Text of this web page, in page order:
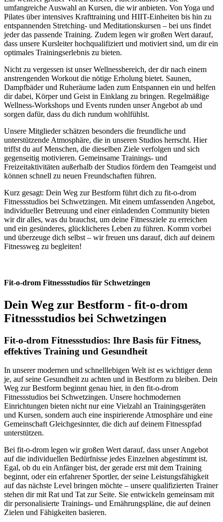
umfangreiche Auswahl an Kursen, die wir anbieten. Von Yoga und
Pilates über intensives Krafttraining und HIIT-Einheiten bis hin zu
entspannenden Stretching- und Meditationskursen – bei uns findet
jeder das passende Training. Zudem legen wir großen Wert darauf,
dass unsere Kursleiter hochqualifiziert und motiviert sind, um dir ein
optimales Trainingserlebnis zu bieten.
Nicht zu vergessen ist unser Wellnessbereich, der dir nach einem
anstrengenden Workout die nötige Erholung bietet. Saunen,
Dampfbäder und Ruheräume laden zum Entspannen ein und helfen
dir dabei, Körper und Geist in Einklang zu bringen. Regelmäßige
Wellness-Workshops und Events runden unser Angebot ab und
sorgen dafür, dass du dich rundum wohlfühlst.
Unsere Mitglieder schätzen besonders die freundliche und
unterstützende Atmosphäre, die in unseren Studios herrscht. Hier
triffst du auf Menschen, die dieselben Ziele verfolgen und sich
gegenseitig motivieren. Gemeinsame Trainings- und
Freizeitaktivitäten außerhalb der Studios fördern den Teamgeist und
können schnell zu neuen Freundschaften führen.
Kurz gesagt: Dein Weg zur Bestform führt dich zu fit-o-drom
Fitnessstudios bei Schwetzingen. Mit einem umfassenden Angebot,
individueller Betreuung und einer einladenden Community bieten
wir dir alles, was du brauchst, um deine Fitnessziele zu erreichen
und ein gesünderes, glücklicheres Leben zu führen. Komm vorbei
und überzeuge dich selbst – wir freuen uns darauf, dich auf deinem
Fitnessweg zu begleiten!
Fit-o-drom Fitnessstudios für Schwetzingen
Dein Weg zur Bestform - fit-o-drom
Fitnessstudios bei Schwetzingen
Fit-o-drom Fitnessstudios: Ihre Basis für Fitness,
effektives Training und Gesundheit
In unserer modernen und schnelllebigen Welt ist es wichtiger denn
je, auf seine Gesundheit zu achten und in Bestform zu bleiben. Dein
Weg zur Bestform beginnt genau hier, in den fit-o-drom
Fitnessstudios bei Schwetzingen. Unsere hochmodernen
Einrichtungen bieten nicht nur eine Vielzahl an Trainingsgeräten
und Kursen, sondern auch eine inspirierende Atmosphäre und eine
Gemeinschaft Gleichgesinnter, die dich auf deinem Fitnesspfad
unterstützen.
Bei fit-o-drom legen wir großen Wert darauf, dass unser Angebot
auf die individuellen Bedürfnisse jedes Einzelnen abgestimmt ist.
Egal, ob du ein Anfänger bist, der gerade erst mit dem Training
beginnt, oder ein erfahrener Sportler, der seine Leistungsfähigkeit
auf das nächste Level bringen möchte – unsere qualifizierten Trainer
stehen dir mit Rat und Tat zur Seite. Sie entwickeln gemeinsam mit
dir personalisierte Trainings- und Ernährungspläne, die auf deinen
Zielen und Fähigkeiten basieren.